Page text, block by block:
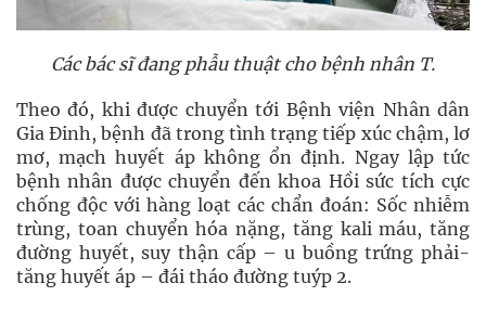
Các bác sĩ đang phẫu thuật cho bệnh nhân T.
Theo đó, khi được chuyển tới Bệnh viện Nhân dân
Gia Đinh, bệnh đã trong tình trạng tiếp xúc chậm, lơ
mơ, mạch huyết áp không ổn định. Ngay lập tức
bệnh nhân được chuyển đến khoa Hồi sức tích cực
chống độc với hàng loạt các chẩn đoán: Sốc nhiễm
trùng, toan chuyển hóa nặng, tăng kali máu, tăng
đường huyết, suy thận cấp – u buồng trứng phải-
tăng huyết áp – đái tháo đường tuýp 2.